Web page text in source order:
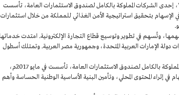
إحدى الشركات المملوكة بالكامل لصندوق الاستثمارات العامة، تأسست
دورها الأساس في الإسهام بتحقيق استراتيجية الأمن الغذائي للمملكة من خلال استثمارات
الوطنية الرائدة، يمتلك الصندوق 50% من أسهمها، وتُسهم في تطوير وتوسيع قطاع التجارة الإلكترونية. امتدت خدماتها
إمارات دولة الإمارات العربية المتحدة، وجمهورية مصر العربية. وتمتلك أسطول
الشركة السعودية لتقنية المعلومات: شركة "سايت"، إحدى الشركات المملوكة بالكامل لصندوق الاستثمارات العامة، تأسست في مايو 2017م،
إثراء المحتوى المحلي، وتأمين البنية الأساسية الوطنية الحساسة وأهم